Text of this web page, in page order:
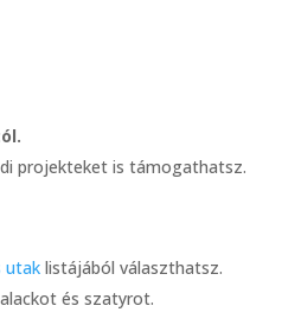
projekteket is támogathatsz.
utak listájából választhatsz.
és szatyrot.